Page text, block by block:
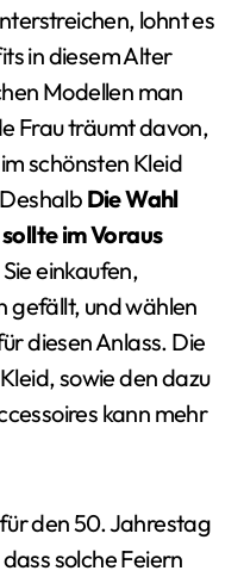
lohnt es
in diesem Alter
Modellen man
Frau träumt davon,
schönsten Kleid
Die Wahl
im Voraus
einkaufen,
gefällt, und wählen
diesen Anlass. Die
sowie den dazu
kann mehr
den 50. Jahrestag
solche Feiern